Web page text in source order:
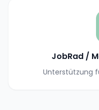
JobRad /
Unterstützung